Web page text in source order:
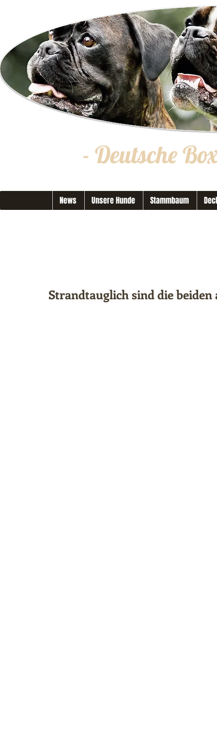
- Deutsche
News Unsere Hunde Stammbaum
Strandtauglich sind die beiden